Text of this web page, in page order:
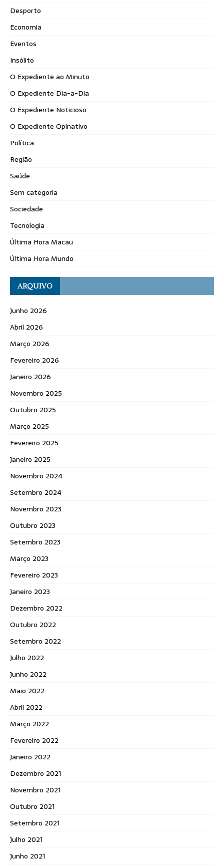
Desporto
Economia
Eventos
Insólito
O Expediente ao Minuto
O Expediente Dia-a-Dia
O Expediente Noticioso
O Expediente Opinativo
Política
Região
Saúde
Sem categoria
Sociedade
Tecnologia
Última Hora Macau
Última Hora Mundo
ARQUIVO
Junho 2026
Abril 2026
Março 2026
Fevereiro 2026
Janeiro 2026
Novembro 2025
Outubro 2025
Março 2025
Fevereiro 2025
Janeiro 2025
Novembro 2024
Setembro 2024
Novembro 2023
Outubro 2023
Setembro 2023
Março 2023
Fevereiro 2023
Janeiro 2023
Dezembro 2022
Outubro 2022
Setembro 2022
Julho 2022
Junho 2022
Maio 2022
Abril 2022
Março 2022
Fevereiro 2022
Janeiro 2022
Dezembro 2021
Novembro 2021
Outubro 2021
Setembro 2021
Julho 2021
Junho 2021